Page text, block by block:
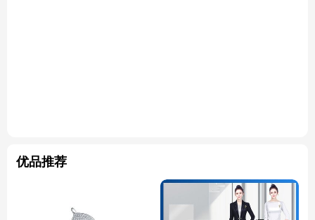
优品推荐